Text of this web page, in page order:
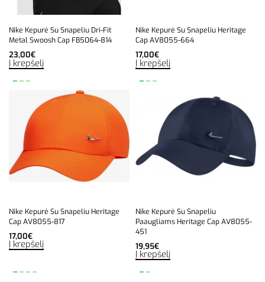
Nike Kepurė Su Snapeliu Dri-Fit
Metal Swoosh Cap FB5064-814
23,00€
Į krepšelį
Nike Kepurė Su Snapeliu Heritage
Cap AV8055-664
17,00€
Į krepšelį
Nike Kepurė Su Snapeliu Heritage
Cap AV8055-817
17,00€
Į krepšelį
Nike Kepurė Su Snapeliu
Paaugliams Heritage Cap AV8055-
451
19,95€
Į krepšelį